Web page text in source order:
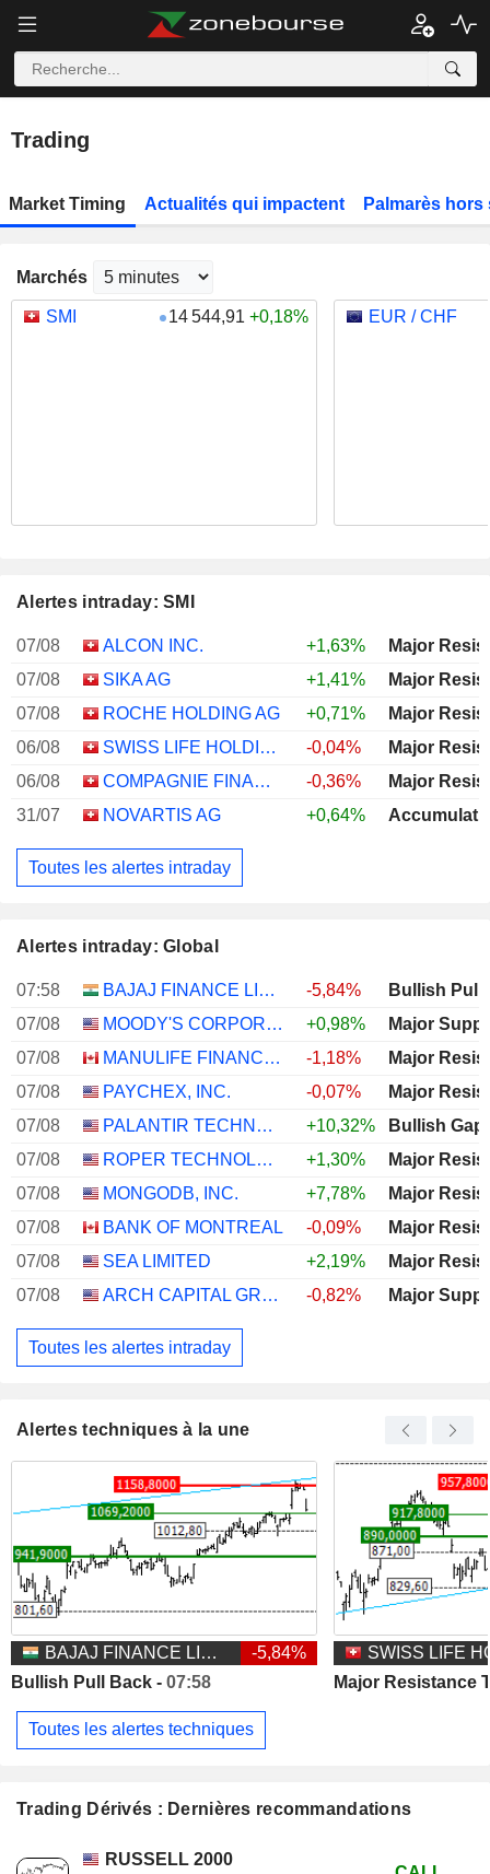
Trading
Market Timing Actualités qui impactent Palmarès
Marchés
SMI 14 544,91 +0,18% EUR / CHF
La Russie affirme avoir frappé des navires et des
Mykolaïv
Un drone explose dans l'espace aérien bulgare, sans
Allemagne-Des drones repérés au-dessus d'une base
militaire deux jours l'incident de Leipzig
Incendie maîtrisé à la raffinerie d'Ilsky en Russie après
région de Kyiv - responsable
Russie : incendie dans une raffinerie de la région de
Krasnodar après une attaque de drones ukrainiens
Skwentna en Alaska, selon l'USGS
Nvidia va investir jusqu'à 3 milliards de dollars dans
Lancium, le développeur du centre de données Stargate,
Alertes intraday: SMI
07/08 ALCON INC. +1,63%
Major
07/08
SIKA AG +1,41%
Major
07/08
ROCHE HOLDING AG +0,71%
Major
06/08
SWISS LIFE HOLDING AG -0,04%
Major
06/08
COMPAGNIE FINANCIERE RICHEMONT -0,36%
Major
31/07
NOVARTIS AG +0,64%
Toutes les alertes intraday
Alertes intraday: Global
07:58 BAJAJ FINANCE LIMITED -5,84%
Bullish Pull
07/08
MOODY'S CORPORATION +0,98%
Major
07/08
MANULIFE FINANCIAL CORPORATION -1,18%
Major
07/08
PAYCHEX, INC. -0,07%
Major
07/08
PALANTIR TECHNOLOGIES INC. +10,32%
Bullish Gap
07/08
ROPER TECHNOLOGIES, INC. +1,30%
Major
07/08
MONGODB, INC. +7,78%
Major
07/08
BANK OF MONTREAL -0,09%
Major
07/08
SEA LIMITED +2,19%
Major
07/08
ARCH CAPITAL GROUP LTD. -0,82% Major
Toutes les alertes intraday
Alertes techniques à la une
BAJAJ FINANCE LIMITED
-5,84%
Bullish Pull Back - 07:58 Major Resistance
Toutes les alertes techniques
Trading Dérivés : Dernières recommandations
RUSSELL 2000